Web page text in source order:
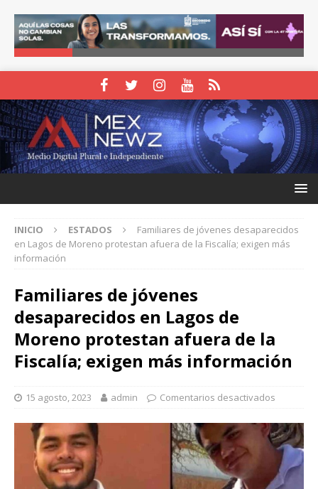
INICIO ESTADOS
Familiares de jóvenes desaparecidos
en Lagos de Moreno protestan afuera de la Fiscalía; exigen más
información
Familiares de jóvenes
desaparecidos en Lagos de
Moreno protestan afuera de la
Fiscalía; exigen más información
15 agosto, 2023 admin Comentarios desactivados